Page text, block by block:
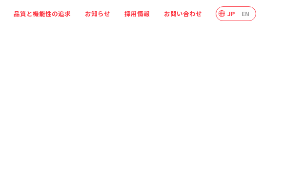
品質と機能性の追求 お知らせ 採用情報 お問い合わせ JP EN